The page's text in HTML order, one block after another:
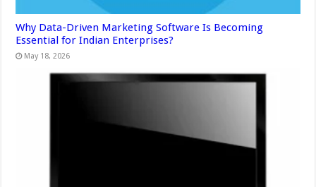
Why Data-Driven Marketing Software Is Becoming
Essential for Indian Enterprises?
May 18, 2026